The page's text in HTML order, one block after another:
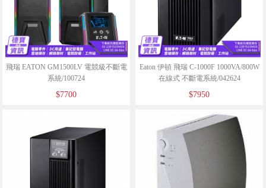
飛瑞 EATON GM1500LV 電競級不斷電
系統/100724
$7700
Eaton 伊頓 飛瑞 C-1000F 1000VA/800W
在線式 不斷電系統/042624
$7950